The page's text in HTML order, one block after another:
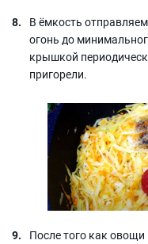
В ёмкость
огонь до
крышкой
пригорели.
После того как